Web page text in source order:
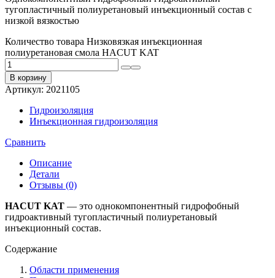
тугопластичный полиуретановый инъекционный состав с
низкой вязкостью
Количество товара Низковязкая инъекционная
полиуретановая смола HACUT KAT
В корзину
Артикул: 2021105
Гидроизоляция
Инъекционная гидроизоляция
Сравнить
Описание
Детали
Отзывы (0)
HACUT KAT — это однокомпонентный гидрофобный
гидроактивный тугопластичный полиуретановый
инъекционный состав.
Содержание
Области применения